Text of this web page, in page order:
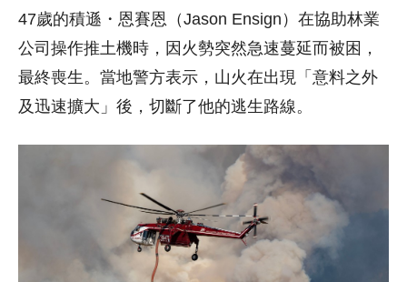
47歲的積遜・恩賽恩（Jason Ensign）在協助林業
公司操作推土機時，因火勢突然急速蔓延而被困，
最終喪生。當地警方表示，山火在出現「意料之外
及迅速擴大」後，切斷了他的逃生路線。